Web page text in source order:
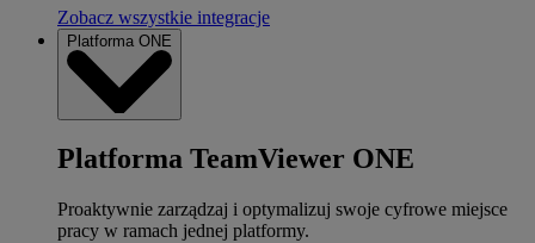
Zobacz wszystkie integracje
Platforma ONE
Platforma TeamViewer ONE
Proaktywnie zarządzaj i optymalizuj swoje cyfrowe miejsce
pracy w ramach jednej platformy.